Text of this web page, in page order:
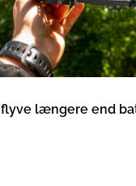
længere end